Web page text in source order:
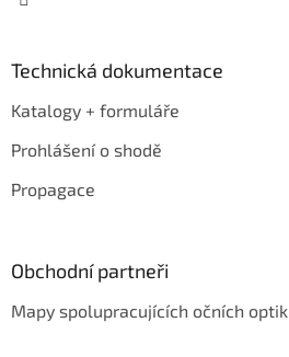
Technická dokumentace
Katalogy + formuláře
Prohlášení o shodě
Propagace
Obchodní partneři
Mapy spolupracujících očních optik